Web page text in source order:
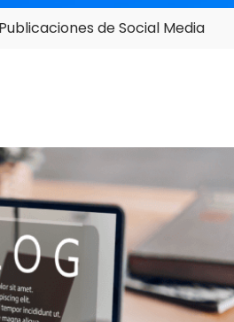
Publicaciones de Social Media